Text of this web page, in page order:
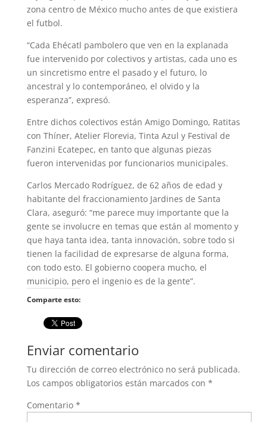
zona centro de México mucho antes de que existiera
el futbol.
“Cada Ehécatl pambolero que ven en la explanada
fue intervenido por colectivos y artistas, cada uno es
un sincretismo entre el pasado y el futuro, lo
ancestral y lo contemporáneo, el olvido y la
esperanza”, expresó.
Entre dichos colectivos están Amigo Domingo, Ratitas
con Thíner, Atelier Florevia, Tinta Azul y Festival de
Fanzini Ecatepec, en tanto que algunas piezas
fueron intervenidas por funcionarios municipales.
Carlos Mercado Rodríguez, de 62 años de edad y
habitante del fraccionamiento Jardines de Santa
Clara, aseguró: “me parece muy importante que la
gente se involucre en temas que están al momento y
que haya tanta idea, tanta innovación, sobre todo si
tienen la facilidad de expresarse de alguna forma,
con todo esto. El gobierno coopera mucho, el
municipio, pero el ingenio es de la gente”.
Comparte esto:
Enviar comentario
Tu dirección de correo electrónico no será publicada.
Los campos obligatorios están marcados con *
Comentario *